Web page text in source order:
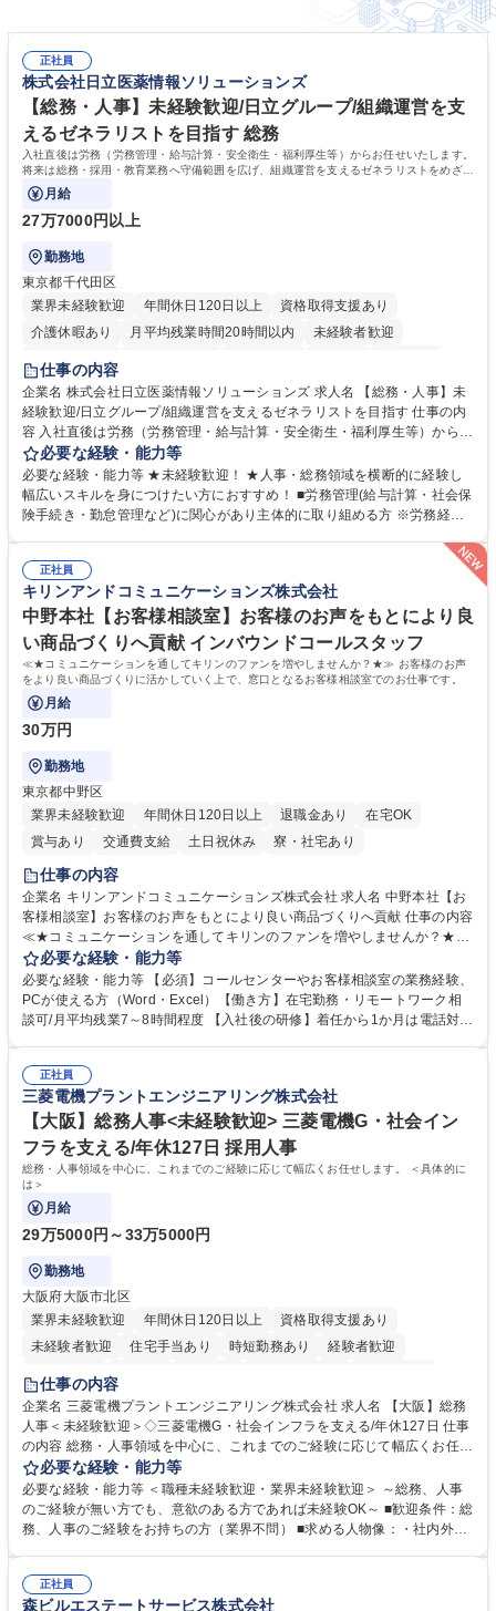
正社員
株式会社日立医薬情報ソリューションズ
【総務・人事】未経験歓迎/日立グループ/組織運営を支
えるゼネラリストを目指す 総務
入社直後は労務（労務管理・給与計算・安全衛生・福利厚生等）からお任せいたします。
将来は総務・採用・教育業務へ守備範囲を広げ、組織運営を支えるゼネラリストをめざせ
ます。
月給
27万7000円以上
勤務地
東京都千代田区
業界未経験歓迎
年間休日120日以上
資格取得支援あり
介護休暇あり
月平均残業時間20時間以内
未経験者歓迎
住宅手当あり
育休あり
完全週休2日制 交通費支給 土日祝休み 寮・社宅あり
仕事の内容
企業名 株式会社日立医薬情報ソリューションズ 求人名 【総務・人事】未
経験歓迎/日立グループ/組織運営を支えるゼネラリストを目指す 仕事の内
容 入社直後は労務（労務管理・給与計算・安全衛生・福利厚生等）からお
任せいたします。将来は総務・採用・教育業務へ守備範囲を広げ、組織運
営を支えるゼネラリストをめざせます。 ・初期業務：労働時間管理、給与
計算、社会保険対応、福利厚生管理、安全衛生、健康経営推進等をお任せ
します。ご経験に応じて、休職者管理など、幅広く経験を積んでいただき
★メンバーがマンツーマンで丁寧に教えるため、ご経験が浅くても安心！
幅広く経験を積みたい意欲がある方に最適な環境です。 募集職種 【総
務・人事】未経験歓迎/日立グループ/組織運営を支えるゼネラリストを目
指す
必要な経験・能力等
必要な経験・能力等 ★未経験歓迎！ ★人事・総務領域を横断的に経験し
幅広いスキルを身につけたい方におすすめ！ ■労務管理(給与計算・社会保
険手続き・勤怠管理など)に関心があり主体的に取り組める方 ※労務経験
マネジメント職として活躍したい 【尚可】■人事、労務、採用、教育業務
のご経験 ■労務管理（給与計算・社会保険手続き・勤怠管理など）の経験
■衛生管理者の資格をお持ちの方 学歴・資格 学歴：大学院 大学 高専 短大
専修学校 高校 語学力： 資格：
正社員
キリンアンドコミュニケーションズ株式会社
中野本社【お客様相談室】お客様のお声をもとにより良
い商品づくりへ貢献 インバウンドコールスタッフ
≪★コミュニケーションを通してキリンのファンを増やしませんか？★≫ お客様のお声
をより良い商品づくりに活かしていく上で、窓口となるお客様相談室でのお仕事です。
月給
30万円
勤務地
東京都中野区
業界未経験歓迎
年間休日120日以上 退職金あり
在宅OK
賞与あり
交通費支給 土日祝休み 寮・社宅あり
仕事の内容
企業名 キリンアンドコミュニケーションズ株式会社 求人名 中野本社【お
客様相談室】お客様のお声をもとにより良い商品づくりへ貢献 仕事の内容
≪★コミュニケーションを通してキリンのファンを増やしませんか？★≫
お客様のお声をより良い商品づくりに活かしていく上で、窓口となるお客
様相談室でのお仕事です。 日々お客様からいただくキリングループへのご
意見を、企業活動に活かしています。お客様からの声に迅速かつ誠意をも
って対応、情報提供するとともにグループ内活動に反映しています。 【具
平均100件前後■メール・手紙：同上40件前後 募集職種 中野本社【お客様
相談室】お客様のお声をもとにより良い商品づくりへ貢献
必要な経験・能力等
必要な経験・能力等 【必須】コールセンターやお客様相談室の業務経験、
PCが使える方（Word・Excel）【働き方】在宅勤務・リモートワーク相
談可/月平均残業7～8時間程度 【入社後の研修】着任から1か月は電話対応
すのでご安心ください。 【当社について】キリングループの広報機能を担
う会社として、お客様との出会いを大切にし、磨き上げたホスピタリティ
を込めてコミュニケーションをとりながら広報関連業務を行っておりま
す。 学歴・資格 学歴：大学院 大学 高専 短大 専修学校 高校 語学力： 資
格：
正社員
三菱電機プラントエンジニアリング株式会社
【大阪】総務人事<未経験歓迎> 三菱電機G・社会イン
フラを支える/年休127日 採用人事
総務・人事領域を中心に、これまでのご経験に応じて幅広くお任せします。 ＜具体的に
は＞
月給
29万5000円～33万5000円
勤務地
大阪府大阪市北区
業界未経験歓迎
年間休日120日以上
資格取得支援あり
未経験者歓迎
住宅手当あり 時短勤務あり
経験者歓迎
退職金あり
駅近5分以内
土日祝休み 服装自由 寮・社宅あり 食事補助あり
仕事の内容
企業名 三菱電機プラントエンジニアリング株式会社 求人名 【大阪】総務
人事＜未経験歓迎＞◇三菱電機G・社会インフラを支える/年休127日 仕事
の内容 総務・人事領域を中心に、これまでのご経験に応じて幅広くお任せ
します。 ＜具体的には＞ ・総務/人事労務（給与・社保・勤怠管理など）
・採用・教育研修 ・福利厚生運用 など ※基本的には事務所勤務ですが、
採用や教育等の業務内容により、関西圏以外への日帰り・宿泊を伴う国内
出張もございます。 ※担当業務を持ちつつ、お互いに助け合いながら、総
必要な経験・能力等
必要な経験・能力等 ＜職種未経験歓迎・業界未経験歓迎＞ ～総務、人事
のご経験が無い方でも、意欲のある方であれば未経験OK～ ■歓迎条件：総
務、人事のご経験をお持ちの方（業界不問） ■求める人物像：・社内外の
正社員
森ビルエステートサービス株式会社